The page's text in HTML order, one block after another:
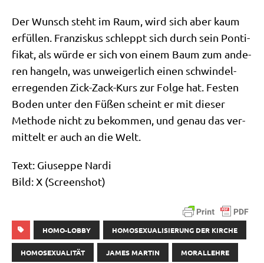
Der Wunsch steht im Raum, wird sich aber kaum
erfül­len. Fran­zis­kus schleppt sich durch sein Pon­ti­
fi­kat, als wür­de er sich von einem Baum zum ande­
ren han­geln, was unwei­ger­lich einen schwin­del­
erre­gen­den Zick-Zack-Kurs zur Fol­ge hat. Festen
Boden unter den Füßen scheint er mit die­ser
Metho­de nicht zu bekom­men, und genau das ver­
mit­telt er auch an die Welt.
Text: Giu­sep­pe Nar­di
Bild: X (Screen­shot)
HOMO-LOBBY HOMOSEXUALISIERUNG DER KIRCHE
HOMOSEXUALITÄT JAMES MARTIN MORALLEHRE